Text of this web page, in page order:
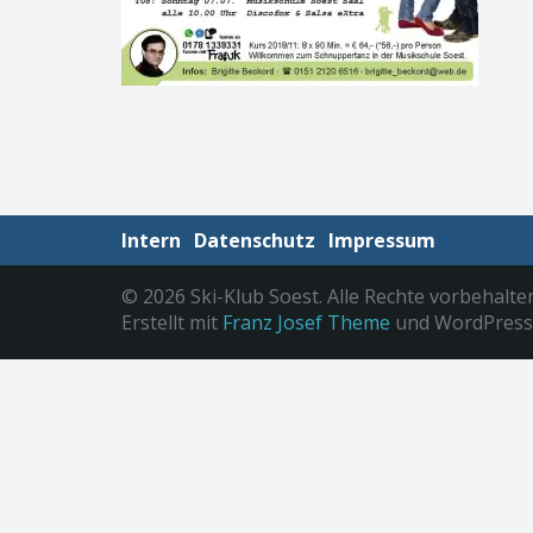
Intern Datenschutz Impressum
© 2026 Ski-Klub Soest. Alle Rechte
Erstellt mit Franz Josef Theme und